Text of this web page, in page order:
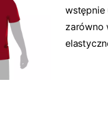
wstępnie
zarówno